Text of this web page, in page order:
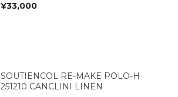
¥33,000
SOUTIENCOL RE-MAKE POLO-H
251210 CANCLINI LINEN